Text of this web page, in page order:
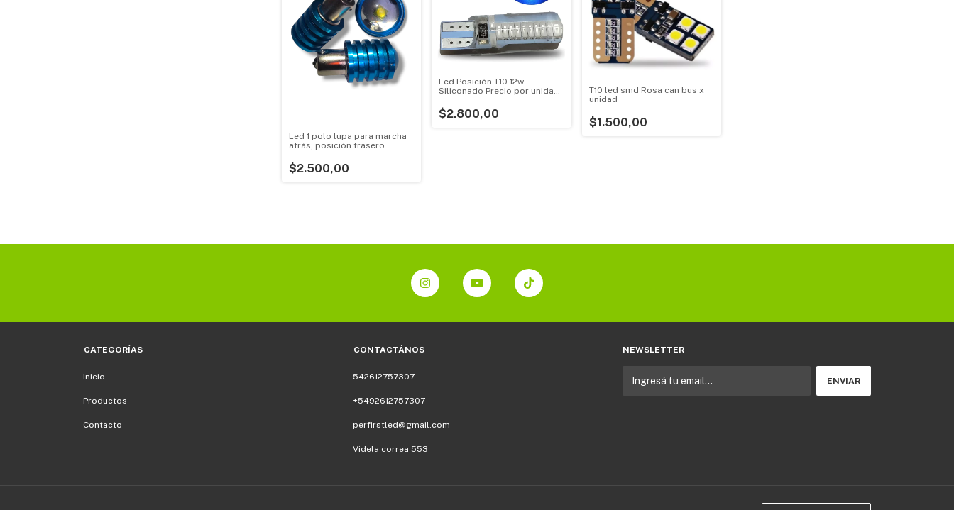
Led 1 polo lupa para marcha
atrás, posición trasero
$2.500,00
Led Posición T10 12w
Siliconado Precio por unidad
$2.800,00
T10 led smd Rosa can bus x
unidad
$1.500,00
CATEGORÍAS
Inicio
Productos
Contacto
CONTACTÁNOS
542612757307
+5492612757307
perfirstled@gmail.com
Videla correa 553
NEWSLETTER